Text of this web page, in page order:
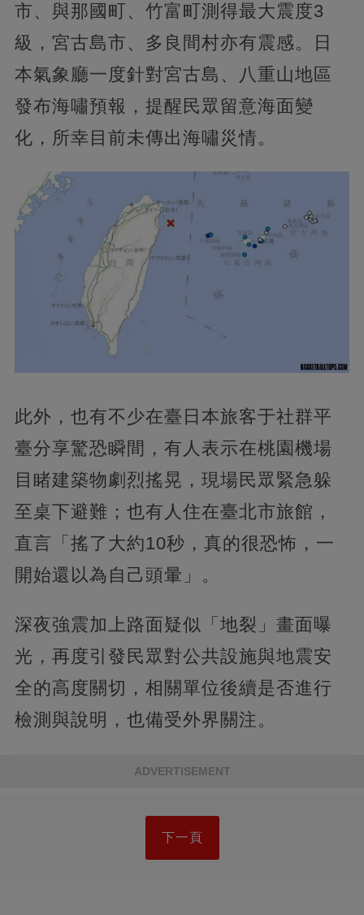
市、與那國町、竹富町測得最大震度3
級，宮古島市、多良間村亦有震感。日
本氣象廳一度針對宮古島、八重山地區
發布海嘯預報，提醒民眾留意海面變
化，所幸目前未傳出海嘯災情。
此外，也有不少在臺日本旅客于社群平
臺分享驚恐瞬間，有人表示在桃園機場
目睹建築物劇烈搖晃，現場民眾緊急躲
至桌下避難；也有人住在臺北市旅館，
直言「搖了大約10秒，真的很恐怖，一
開始還以為自己頭暈」。
深夜強震加上路面疑似「地裂」畫面曝
光，再度引發民眾對公共設施與地震安
全的高度關切，相關單位後續是否進行
檢測與說明，也備受外界關注。
ADVERTISEMENT
下一頁